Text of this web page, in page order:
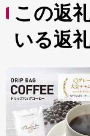
この返
いる返